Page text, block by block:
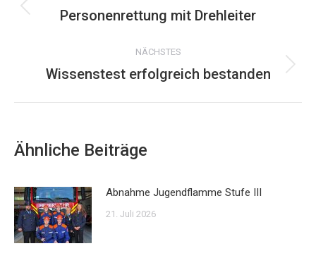
Vorheriger
Personenrettung mit Drehleiter
NÄCHSTES
Nächster
Wissenstest erfolgreich bestanden
Ähnliche Beiträge
Abnahme Jugendflamme Stufe III
21. Juli 2026